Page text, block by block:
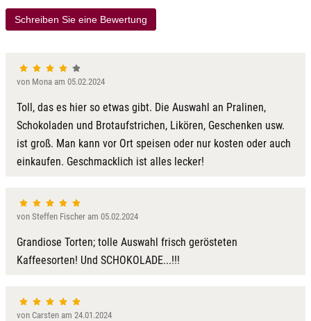
Schreiben Sie eine Bewertung
von Mona am 05.02.2024
Toll, das es hier so etwas gibt. Die Auswahl an Pralinen,
Schokoladen und Brotaufstrichen, Likören, Geschenken usw.
ist groß. Man kann vor Ort speisen oder nur kosten oder auch
einkaufen. Geschmacklich ist alles lecker!
von Steffen Fischer am 05.02.2024
Grandiose Torten; tolle Auswahl frisch gerösteten
Kaffeesorten! Und SCHOKOLADE...!!!
von Carsten am 24.01.2024